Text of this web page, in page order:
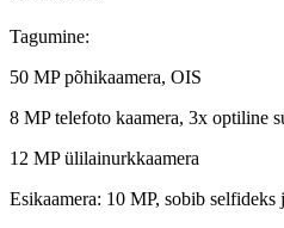
Tagumine:
50 MP põhikaamera, OIS
8 MP telefoto kaamera, 3x optiline
12 MP ülilainurkkaamera
Esikaamera: 10 MP, sobib selfideks